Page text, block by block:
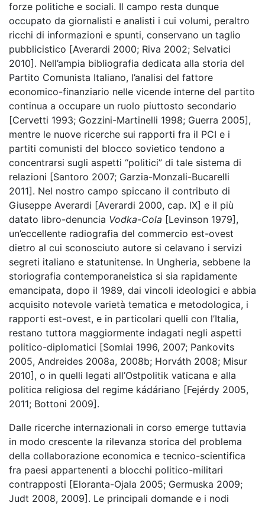
forze politiche e sociali. Il campo resta dunque
occupato da giornalisti e analisti i cui volumi, peraltro
ricchi di informazioni e spunti, conservano un taglio
pubblicistico [Averardi 2000; Riva 2002; Selvatici
2010]. Nell’ampia bibliografia dedicata alla storia del
Partito Comunista Italiano, l’analisi del fattore
economico-finanziario nelle vicende interne del partito
continua a occupare un ruolo piuttosto secondario
[Cervetti 1993; Gozzini-Martinelli 1998; Guerra 2005],
mentre le nuove ricerche sui rapporti fra il PCI e i
partiti comunisti del blocco sovietico tendono a
concentrarsi sugli aspetti “politici” di tale sistema di
relazioni [Santoro 2007; Garzia-Monzali-Bucarelli
2011]. Nel nostro campo spiccano il contributo di
Giuseppe Averardi [Averardi 2000, cap. IX] e il più
datato libro-denuncia Vodka-Cola [Levinson 1979],
un’eccellente radiografia del commercio est-ovest
dietro al cui sconosciuto autore si celavano i servizi
segreti italiano e statunitense. In Ungheria, sebbene la
storiografia contemporaneistica si sia rapidamente
emancipata, dopo il 1989, dai vincoli ideologici e abbia
acquisito notevole varietà tematica e metodologica, i
rapporti est-ovest, e in particolari quelli con l’Italia,
restano tuttora maggiormente indagati negli aspetti
politico-diplomatici [Somlai 1996, 2007; Pankovits
2005, Andreides 2008a, 2008b; Horváth 2008; Misur
2010], o in quelli legati all’Ostpolitik vaticana e alla
politica religiosa del regime kádáriano [Fejérdy 2005,
2011; Bottoni 2009].
Dalle ricerche internazionali in corso emerge tuttavia
in modo crescente la rilevanza storica del problema
della collaborazione economica e tecnico-scientifica
fra paesi appartenenti a blocchi politico-militari
contrapposti [Eloranta-Ojala 2005; Germuska 2009;
Judt 2008, 2009]. Le principali domande e i nodi